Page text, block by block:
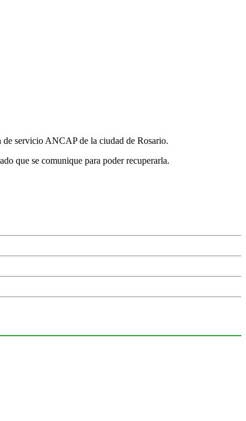
servicio ANCAP de la ciudad de Rosario.
que se comunique para poder recuperarla.